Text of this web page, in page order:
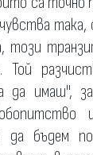
така,
този
Той
да имаш",
да бъдем